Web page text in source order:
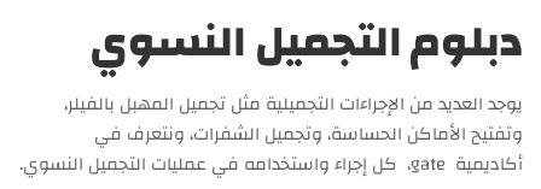
دبلوم التجميل النسوي
يوجد العديد من الإجراءات التجميلية مثل تجميل المهبل بالفيلر،
وتفتيح الأماكن الحساسة، وتجميل الشفرات، ونتعرف في
أكاديمية gate، كل إجراء واستخدامه في عمليات التجميل النسوي.